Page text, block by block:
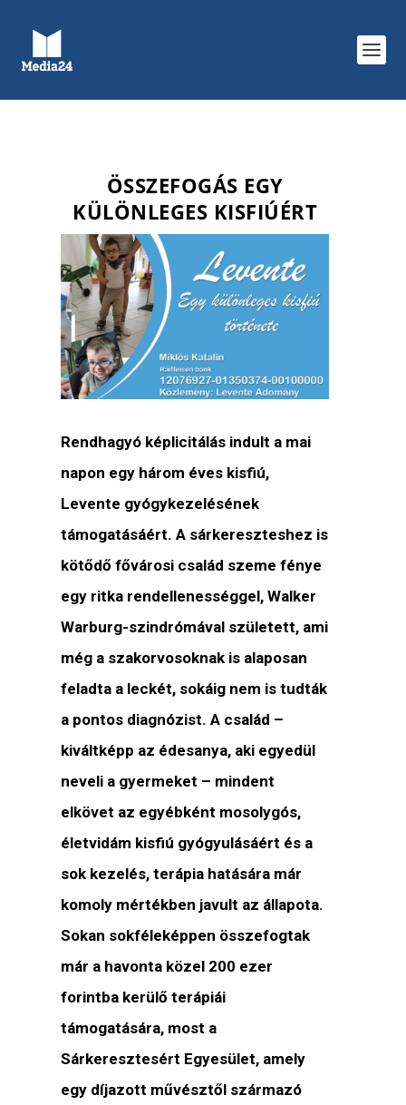
ÖSSZEFOGÁS EGY
KÜLÖNLEGES KISFIÚÉRT
Rendhagyó képlicitálás indult a mai
napon egy három éves kisfiú,
Levente gyógykezelésének
támogatásáért. A sárkereszteshez is
kötődő fővárosi család szeme fénye
egy ritka rendellenességgel, Walker
Warburg-szindrómával született, ami
még a szakorvosoknak is alaposan
feladta a leckét, sokáig nem is tudták
a pontos diagnózist. A család –
kiváltképp az édesanya, aki egyedül
neveli a gyermeket – mindent
elkövet az egyébként mosolygós,
életvidám kisfiú gyógyulásáért és a
sok kezelés, terápia hatására már
komoly mértékben javult az állapota.
Sokan sokféleképpen összefogtak
már a havonta közel 200 ezer
forintba kerülő terápiái
támogatására, most a
Sárkeresztesért Egyesület, amely
egy díjazott művésztől származó